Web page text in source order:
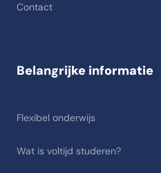
Contact
Belangrijke informatie
Flexibel onderwijs
Wat is voltijd studeren?